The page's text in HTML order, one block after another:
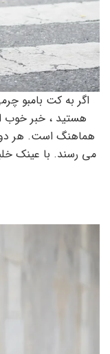
اگر به کت بامبو
هستید ، خبر خوب
هماهنگ است. هر دو
می رسند. با عینک